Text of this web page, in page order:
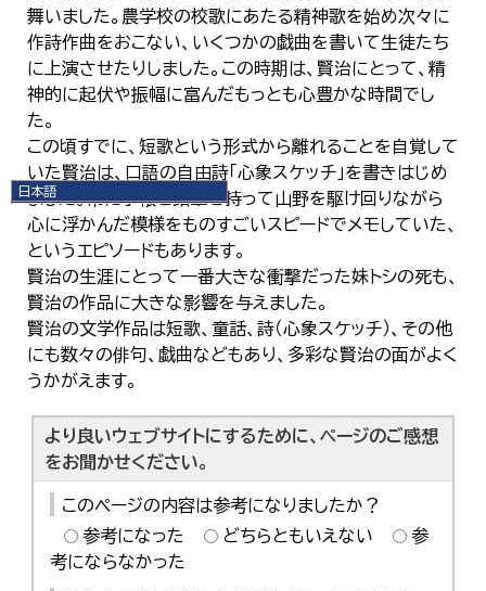
日本語
English
한국어
简体中文
繁體中文
舞いました。農学校の校歌にあたる精神歌を始め次々に
作詩作曲をおこない、いくつかの戯曲を書いて生徒たち
に上演させたりしました。この時期は、賢治にとって、精
神的に起伏や振幅に富んだもっとも心豊かな時間でし
た。
この頃すでに、短歌という形式から離れることを自覚して
いた賢治は、口語の自由詩「心象スケッチ」を書きはじめ
ました。常に手帳と鉛筆を持って山野を駆け回りながら
心に浮かんだ模様をものすごいスピードでメモしていた、
というエピソードもあります。
賢治の生涯にとって一番大きな衝撃だった妹トシの死も、
賢治の作品に大きな影響を与えました。
賢治の文学作品は短歌、童話、詩（心象スケッチ）、その他
にも数々の俳句、戯曲などもあり、多彩な賢治の面がよく
うかがえます。
より良いウェブサイトにするために、ページのご感想
をお聞かせください。
このページの内容は参考になりましたか？
参考になった
どちらともいえない
参
考にならなかった